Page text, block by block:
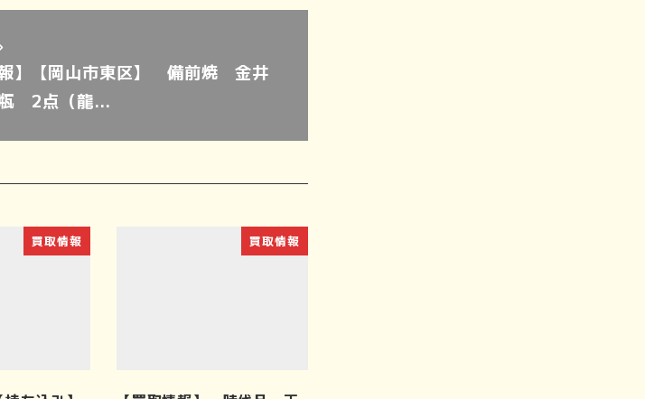
報】【岡山市東区】 備前焼 金井
瓶 2点（龍…
買取情報 買取情報